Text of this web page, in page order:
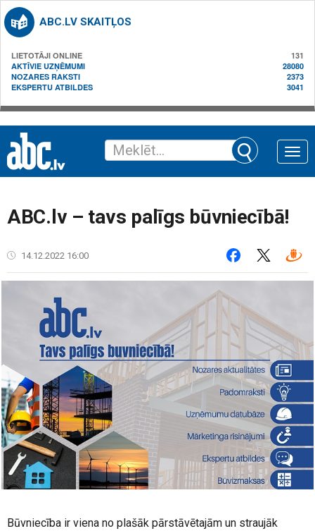
ABC.LV SKAITĻOS
LIETOTĀJI ONLINE
131
AKTĪVIE UZŅĒMUMI
28080
NOZARES RAKSTI
2373
EKSPERTU ATBILDES
3041
Toggle
ABC.lv – tavs palīgs būvniecībā!
14.12.2022 16:00
Būvniecība ir viena no plašāk pārstāvētajām un straujāk